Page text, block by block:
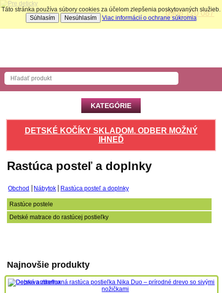
0908 120 087
KATEGÓRIE
DETSKÉ KOČÍKY SKLADOM. ODBER MOŽNÝ
IHNEĎ
Rastúca posteľ a doplnky
Obchod Nábytok Rastúca posteľ a doplnky
Rastúce postele
Detské matrace do rastúcej postieľky
Najnovšie produkty
Táto stránka používa súbory cookies za účelom zlepšenia poskytovaných služieb.
Súhlasím
Nesúhlasím Viac informácií o ochrane súkromia